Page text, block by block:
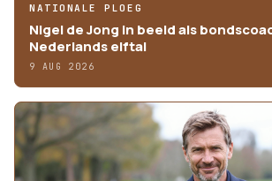
NATIONALE PLOEG
Nigel de Jong in beeld als
Nederlands elftal
9 AUG 2026